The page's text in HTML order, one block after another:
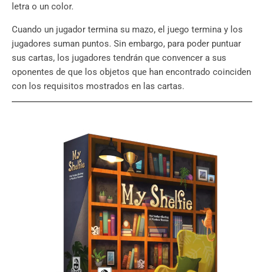
letra o un color.
Cuando un jugador termina su mazo, el juego termina y los
jugadores suman puntos. Sin embargo, para poder puntuar
sus cartas, los jugadores tendrán que convencer a sus
oponentes de que los objetos que han encontrado coinciden
con los requisitos mostrados en las cartas.